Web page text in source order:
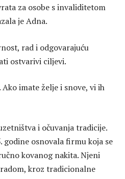
za osobe s invaliditetom
je Adna.
rad i odgovarajuću
ostvarivi ciljevi.
imate želje i snove, vi ih
i očuvanja tradicije.
godine osnovala firmu koja se
kovanog nakita. Njeni
kroz tradicionalne